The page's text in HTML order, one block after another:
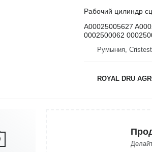
Рабочий цилиндр
A00025005627
0002500062
Румыния,
ROYAL DRU